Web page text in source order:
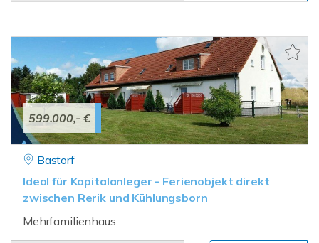
599.000,- €
Bastorf
Ideal für Kapitalanleger - Ferienobjekt direkt
zwischen Rerik und Kühlungsborn
Mehrfamilienhaus